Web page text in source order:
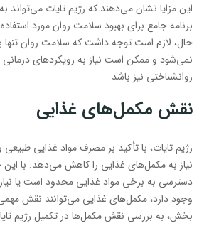
این مزایا نشان می‌دهند که رژیم تایات
برنامه جامع برای بهبود سلامت روان مورد استفاده
حال، لازم است توجه داشت که سلامت روان تنها
نمی‌شود و ممکن است نیاز به رویکردهای
روانشناختی نیز باشد
نقش مکمل‌های غذایی
رژیم تایات، با تأکید بر مصرف مواد غذایی
نیاز به مکمل‌های غذایی را کاهش می‌دهد. با این
دسترسی به برخی مواد غذایی محدود است یا
وجود دارد، مکمل‌های غذایی می‌توانند نقش مهمی
بخش، به بررسی نقش مکمل‌ها در تکمیل رژیم